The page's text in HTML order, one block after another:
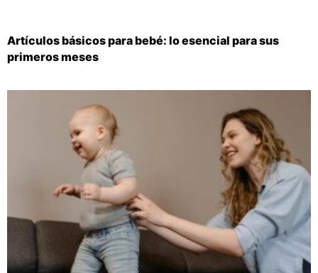
Artículos básicos para bebé: lo esencial para sus
primeros meses